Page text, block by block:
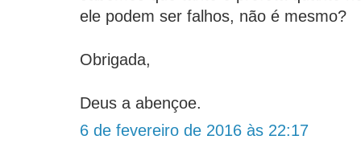
ele podem ser falhos, não é mesmo?
Obrigada,
Deus a abençoe.
6 de fevereiro de 2016 às 22:17